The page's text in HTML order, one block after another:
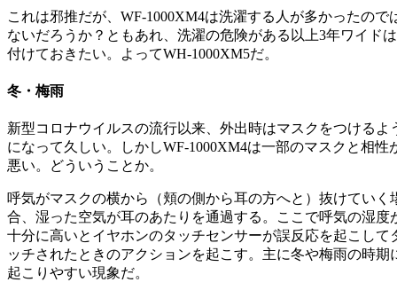
これは邪推だが、WF-1000XM4は洗濯する人が多かったので
ないだろうか？ともあれ、洗濯の危険がある以上3年ワイドは
付けておきたい。よってWH-1000XM5だ。
冬・梅雨
新型コロナウイルスの流行以来、外出時はマスクをつけるよ
になって久しい。しかしWF-1000XM4は一部のマスクと相性
悪い。どういうことか。
呼気がマスクの横から（頬の側から耳の方へと）抜けていく
合、湿った空気が耳のあたりを通過する。ここで呼気の湿度
十分に高いとイヤホンのタッチセンサーが誤反応を起こして
ッチされたときのアクションを起こす。主に冬や梅雨の時期
起こりやすい現象だ。